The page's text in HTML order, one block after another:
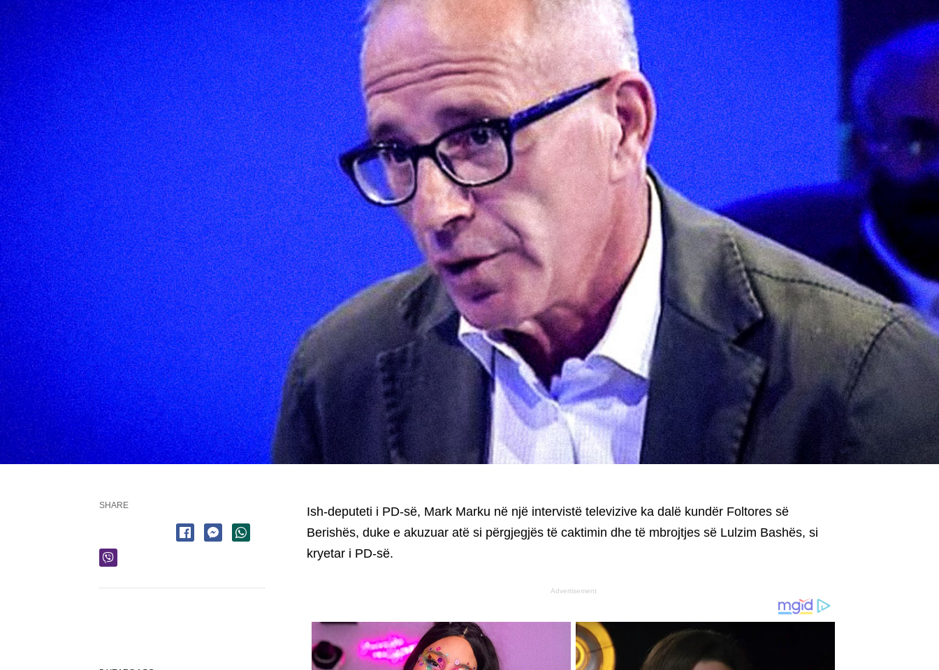
Ish-deputeti i PD-së, Mark Marku në një intervistë televizive ka dalë kundër Foltores së
Berishës, duke e akuzuar atë si përgjegjës të caktimin dhe të mbrojtjes së Lulzim Bashës, si
kryetar i PD-së.
Advertisement
SHARE